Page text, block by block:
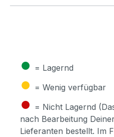
● = Lagernd
● = Wenig verfügbar
● = Nicht Lagernd
nach Bearbeitung
Lieferanten bestellt. Im